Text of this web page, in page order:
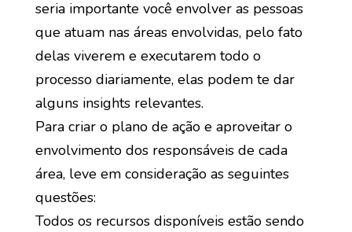
seria importante você envolver as pessoas
que atuam nas áreas envolvidas, pelo fato
delas viverem e executarem todo o
processo diariamente, elas podem te dar
alguns insights relevantes.
Para criar o plano de ação e aproveitar o
envolvimento dos responsáveis de cada
área, leve em consideração as seguintes
questões:
Todos os recursos disponíveis estão sendo